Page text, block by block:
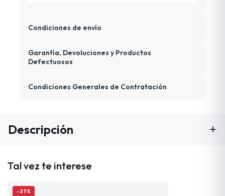
Condiciones de envío
Garantía, Devoluciones y Productos
Defectuosos
Condiciones Generales de Contratación
Descripción
Tal vez te interese
-27%